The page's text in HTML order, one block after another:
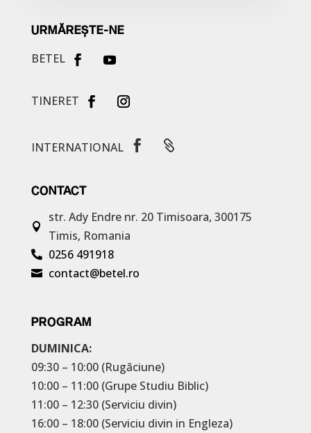
URMĂREȘTE-NE
BETEL
TINERET
INTERNATIONAL  
CONTACT

str. Ady Endre nr. 20 Timisoara, 300175
Timis, Romania
 0256 491918
 contact@betel.ro
PROGRAM
DUMINICA:
09:30 – 10:00 (Rugăciune)
10:00 – 11:00 (Grupe Studiu Biblic)
11:00 – 12:30 (Serviciu divin)
16:00 – 18:00 (Serviciu divin in Engleza)